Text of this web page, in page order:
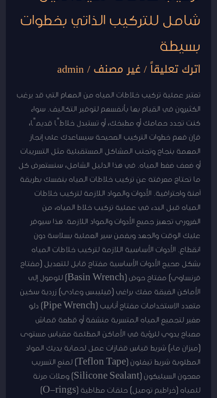
شامل للتركيب الذاتي بخطوات
بسيطة
اترك تعليقاً/غير مصنف/
admin
تعتبر عملية تركيب خلاطات المياه من المهام التي قد يرغب
الكثيرون في القيام بها بأنفسهم لتوفير التكاليف. سواء
كنت تجدد حمامك أو مطبخك، أو تستبدل خلاطًا قديمًا،
فإن فهم خطوات التركيب الصحيحة سيساعدك على إنجاز
المهمة بنجاح وتجنب المشاكل المستقبلية مثل التسريبات
أو ضعف ضغط المياه. في هذا الدليل الشامل، سنستعرض كل
ما تحتاج معرفته عن تركيب خلاطات المياه بنفسك بطريقة
آمنة واحترافية. الأدوات والمواد اللازمة لتركيب خلاطات
المياه قبل البدء في عملية تركيب خلاط المياه، من
الضروري تجهيز جميع الأدوات والمواد اللازمة. هذا سيوفر
عليك الوقت والجهد ويضمن سير العملية بسلاسة دون
انقطاع. الأدوات الأساسية اللازمة لتركيب خلاطات المياه
بشكل صحيح الأدوات الأساسية مفتاح قابل للتعديل (مفتاح
فرنساوي) مفتاح حوض (Basin Wrench) للوصول إلى
الأماكن الضيقة مفك براغي (فيليبس وعادي) زردية سكين
متعدد الاستخدامات مفتاح أنابيب (Pipe Wrench) دلو
صغير لتجميع المياه المتسربة منشفة أو قطعة قماش
مصباح يدوي للرؤية في الأماكن المظلمة مقياس مستوى
(ميزان ماء) شريط قياس قفازات عمل لحماية يديك المواد
المطلوبة شريط تيفلون (Teflon Tape) لمنع التسريب
معجون السيليكون (Silicone Sealant) وصلات مرنة
للمياه (خراطيم توصيل) حلقات مطاطية (O-rings)